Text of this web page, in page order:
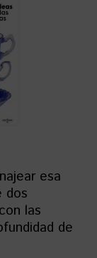
esa
dos
las
de